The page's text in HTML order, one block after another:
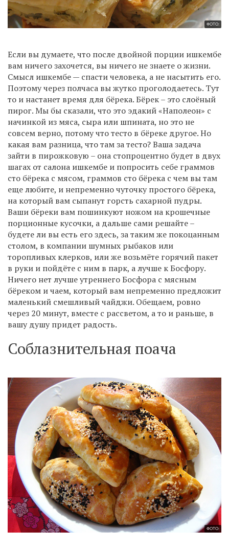
ФОТО:
Если вы думаете, что после двойной порции ишкембе
вам ничего захочется, вы ничего не знаете о жизни.
Смысл ишкембе — спасти человека, а не насытить его.
Поэтому через полчаса вы жутко проголодаетесь. Тут
то и настанет время для бёрека. Бёрек – это слоёный
пирог. Мы бы сказали, что это эдакий «Наполеон» с
начинкой из мяса, сыра или шпината, но это не
совсем верно, потому что тесто в бёреке другое. Но
какая вам разница, что там за тесто? Ваша задача
зайти в пирожковую – она стопроцентно будет в двух
шагах от салона ишкембе и попросить себе граммов
сто бёрека с мясом, граммов сто бёрека с чем вы там
еще любите, и непременно чуточку простого бёрека,
на который вам сыпанут горсть сахарной пудры.
Ваши бёреки вам пошинкуют ножом на крошечные
порционные кусочки, а дальше сами решайте –
будете ли вы есть его здесь, за таким же покоцанным
столом, в компании шумных рыбаков или
торопливых клерков, или же возьмёте горячий пакет
в руки и пойдёте с ним в парк, а лучше к Босфору.
Ничего нет лучше утреннего Босфора с мясным
бёреком и чаем, который вам непременно предложит
маленький смешливый чайджи. Обещаем, ровно
через 20 минут, вместе с рассветом, а то и раньше, в
вашу душу придет радость.
Соблазнительная поача
ФОТО: